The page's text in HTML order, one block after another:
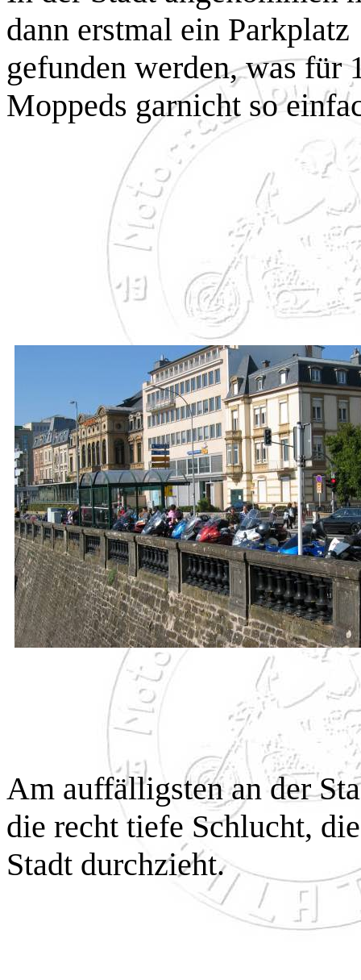
dann erstmal ein Parkplatz
gefunden werden, was für
Moppeds garnicht so
Am auffälligsten an der
die recht tiefe Schlucht,
Stadt durchzieht.